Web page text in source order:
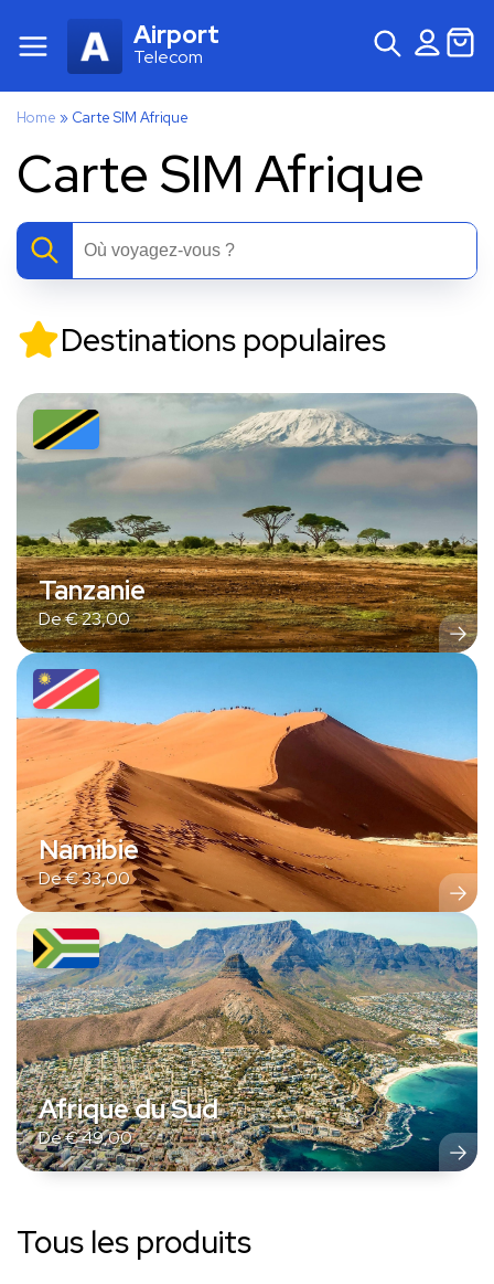
Airport
Telecom
Home » Carte SIM Afrique
Carte SIM Afrique
Destinations populaires
Tanzanie
De€23,00
Namibie
De€33,00
Afrique du Sud
De€49,00
Tous les produits